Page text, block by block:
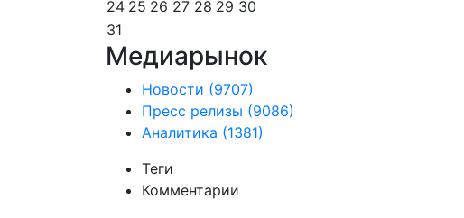
24 25 26 27 28 29 30
31
Медиарынок
Новости (9707)
Пресс релизы (9086)
Аналитика (1381)
Теги
Комментарии